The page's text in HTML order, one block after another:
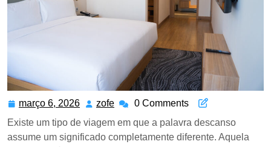
março 6, 2026 março
2026
zofe zofe 0 Comments
Existe um tipo de viagem em que a palavra descanso
assume um significado completamente diferente. Aquela